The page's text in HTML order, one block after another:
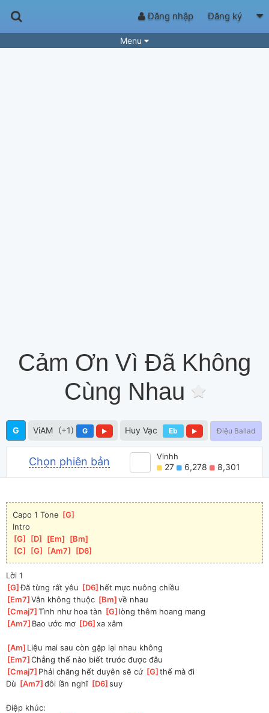
Đăng nhập Đăng ký
Menu
Cảm Ơn Vì Đã Không
Cùng Nhau
G ViAM (+1) G Huy Vạc Eb Điệu Ballad
Chọn phiên bản Vinhh
27 6,278 8,301
Capo 1 Tone [G
Intro
[G [D [Em [Bm
[C [G [Am7 [D6
Lời 1
[G ]
Đã từng rất yêu [D6 ]hết mực nuông chiều
[Em7 ]
Vẫn không thuộc [Bm ]
về nhau
[Cmaj7 ]
Tình như hoa tàn [G ]lòng thêm hoang mang
[Am7 ]Bao ước mơ [D6 ]
xa xâm
[Am ]Liệu mai sau còn gặp lại nhau không
[Em7 ]
Chẳng thể nào biết trước được đâu
[Cmaj7 ]Phải chăng hết duyên sẽ cứ [G ]thế mà đi
Dù [Am7 ]
đôi lần nghĩ [D6 ]
suy
Điệp khúc: